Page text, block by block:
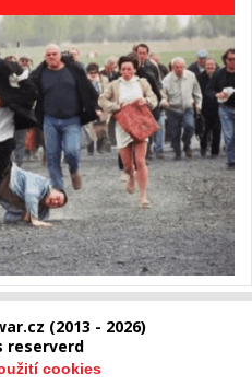
(2013 - 2026)
reserverd
cookies